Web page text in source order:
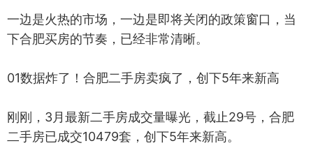
一边是火热的市场，一边是即将关闭的政策窗口，当
下合肥买房的节奏，已经非常清晰。
01数据炸了！合肥二手房卖疯了，创下5年来新高
刚刚，3月最新二手房成交量曝光，截止29号，合肥
二手房已成交10479套，创下5年来新高。